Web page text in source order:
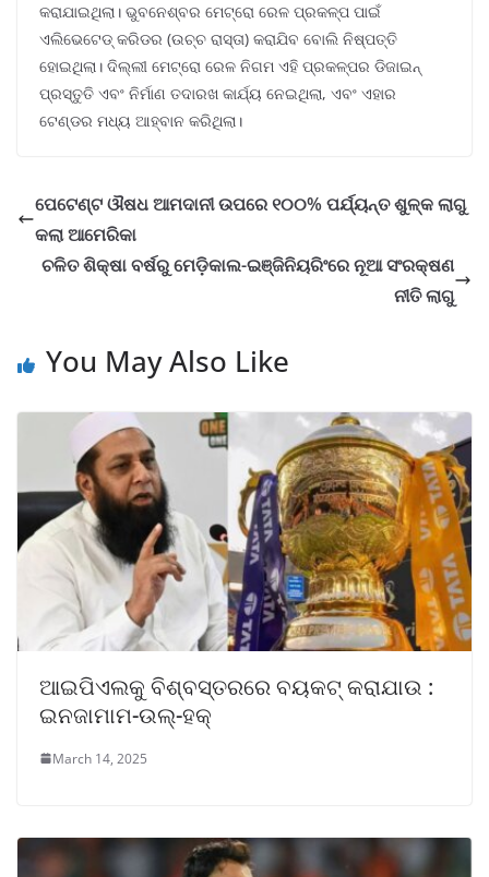
କରାଯାଇଥିଲା। ଭୁବନେଶ୍ବର ମେଟ୍ରୋ ରେଳ ପ୍ରକଳ୍ପ ପାଇଁ
ଏଲିଭେଟେଡ୍ କରିଡର (ଉଚ୍ଚ ରାସ୍ତା) କରାଯିବ ବୋଲି ନିଷ୍ପତ୍ତି
ହୋଇଥିଲା। ଦିଲ୍ଲୀ ମେଟ୍ରୋ ରେଳ ନିଗମ ଏହି ପ୍ରକଳ୍ପର ଡିଜାଇନ୍
ପ୍ରସ୍ତୁତି ଏବଂ ନିର୍ମାଣ ତଦାରଖ କାର୍ଯ୍ୟ ନେଇଥିଲା, ଏବଂ ଏହାର
ଟେଣ୍ଡର ମଧ୍ୟ ଆହ୍ବାନ କରିଥିଲା।
ପେଟେଣ୍ଟ ଔଷଧ ଆମଦାନୀ ଉପରେ ୧୦୦% ପର୍ଯ୍ୟନ୍ତ ଶୁଳ୍କ ଲାଗୁ
କଲା ଆମେରିକା
ଚଳିତ ଶିକ୍ଷା ବର୍ଷରୁ ମେଡ଼ିକାଲ-ଇଞ୍ଜିନିୟରିଂରେ ନୂଆ ସଂରକ୍ଷଣ
ନୀତି ଲାଗୁ
You May Also Like
ଆଇପିଏଲକୁ ବିଶ୍ବସ୍ତରରେ ବୟକଟ୍ କରାଯାଉ :
ଇନଜାମାମ-ଉଲ୍-ହକ୍
March 14, 2025